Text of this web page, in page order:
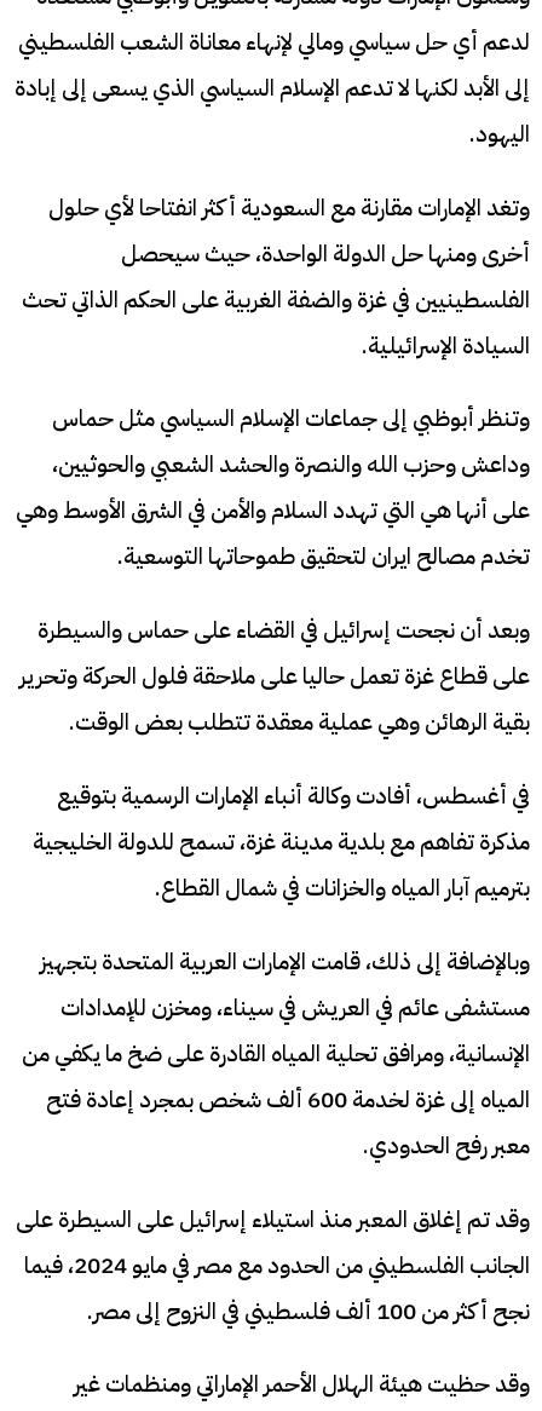
لدعم أي حل سياسي ومالي لإنهاء معاناة الشعب الفلسطيني
إلى الأبد لكنها لا تدعم الإسلام السياسي الذي يسعى إلى إبادة
اليهود.
وتغد الإمارات مقارنة مع السعودية أكثر انفتاحا لأي حلول
أخرى ومنها حل الدولة الواحدة، حيث سيحصل
الفلسطينيين في غزة والضفة الغربية على الحكم الذاتي تحث
السيادة الإسرائيلية.
وتنظر أبوظبي إلى جماعات الإسلام السياسي مثل حماس
وداعش وحزب الله والنصرة والحشد الشعبي والحوثيين،
على أنها هي التي تهدد السلام والأمن في الشرق الأوسط وهي
تخدم مصالح ايران لتحقيق طموحاتها التوسعية.
وبعد أن نجحت إسرائيل في القضاء على حماس والسيطرة
على قطاع غزة تعمل حاليا على ملاحقة فلول الحركة وتحرير
بقية الرهائن وهي عملية معقدة تتطلب بعض الوقت.
في أغسطس، أفادت وكالة أنباء الإمارات الرسمية بتوقيع
مذكرة تفاهم مع بلدية مدينة غزة، تسمح للدولة الخليجية
بترميم آبار المياه والخزانات في شمال القطاع.
وبالإضافة إلى ذلك، قامت الإمارات العربية المتحدة بتجهيز
مستشفى عائم في العريش في سيناء، ومخزن للإمدادات
الإنسانية، ومرافق تحلية المياه القادرة على ضخ ما يكفي من
المياه إلى غزة لخدمة 600 ألف شخص بمجرد إعادة فتح
معبر رفح الحدودي.
وقد تم إغلاق المعبر منذ استيلاء إسرائيل على السيطرة على
الجانب الفلسطيني من الحدود مع مصر في مايو 2024، فيما
نجح أكثر من 100 ألف فلسطيني في النزوح إلى مصر.
وقد حظيت هيئة الهلال الأحمر الإماراتي ومنظمات غير